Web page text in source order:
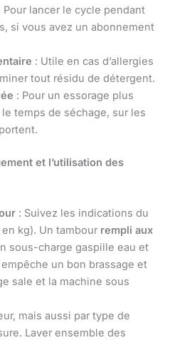
lancer le cycle pendant
si vous avez un abonnement
: Utile en cas d’allergies
tout résidu de détergent.
: Pour un essorage plus
temps de séchage, sur les
et l’utilisation des
: Suivez les indications du
kg). Un tambour rempli aux
sous-charge gaspille eau et
un bon brassage et
sale et la machine sous
mais aussi par type de
Laver ensemble des